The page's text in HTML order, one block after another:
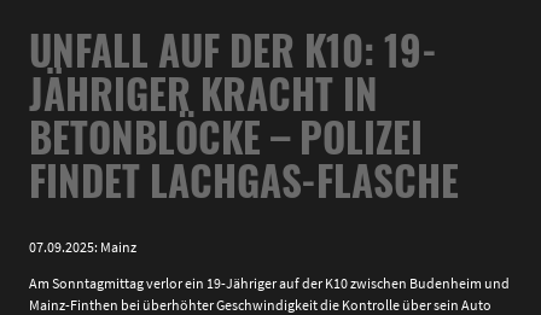
UNFALL AUF DER K10: 19-
JÄHRIGER KRACHT IN
BETONBLÖCKE – POLIZEI
FINDET LACHGAS-FLASCHE
07.09.2025: Mainz
Am Sonntagmittag verlor ein 19-Jähriger auf der K10 zwischen Budenheim und
Mainz-Finthen bei überhöhter Geschwindigkeit die Kontrolle über sein Auto